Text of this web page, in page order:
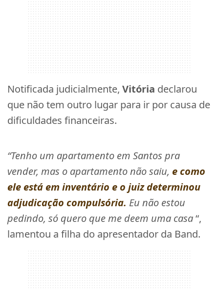
Notificada judicialmente, Vitória declarou
que não tem outro lugar para ir por causa de
dificuldades financeiras.
“Tenho um apartamento em Santos pra
vender, mas o apartamento não saiu, e como
ele está em inventário e o juiz determinou
adjudicação compulsória. Eu não estou
pedindo, só quero que me deem uma casa“,
lamentou a filha do apresentador da Band.